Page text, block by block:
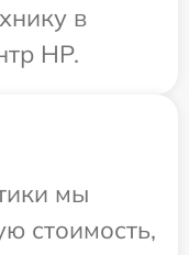
в
HP.
мы
стоимость,